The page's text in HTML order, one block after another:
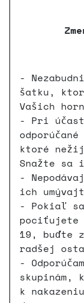
-
šatku,
Vašich
- Pri
ktoré
Snažte sa
-
ich
- Pokiaľ
pociťujete
19, buďte
radšej
-
skupinám,
k